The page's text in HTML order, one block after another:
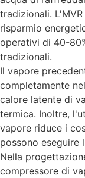
tradizionali.
risparmio
operativi di 40-
tradizionali.
Il vapore
completamente
calore latente di
termica. Inoltre,
vapore riduce i
possono eseguire
Nella
compressore di